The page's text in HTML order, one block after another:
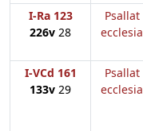
I-Ra 123
226v 28
Psallat
ecclesia
I-VCd 161
133v 29
Psallat
ecclesia